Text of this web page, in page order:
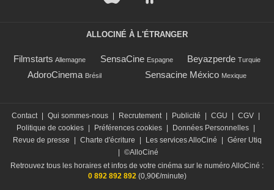
ALLOCINÉ À L'ÉTRANGER
Filmstarts Allemagne SensaCine Espagne Beyazperde Turquie
AdoroCinema Brésil Sensacine México Mexique
Contact Qui sommes-nous Recrutement Publicité CGU CGV
Politique de cookies
Préférences cookies Données Personnelles
Revue de presse
Charte d'écriture Les services AlloCiné
Gérer Utiq
©AlloCiné
Retrouvez tous les horaires et infos de votre cinéma sur le numéro AlloCiné :
0 892 892 892(0,90€/minute)